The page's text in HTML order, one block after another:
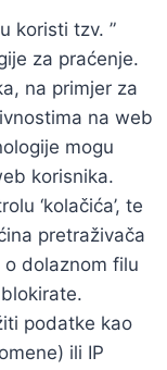
koristi tzv. ”
za praćenje.
na primjer za
na web
mogu
korisnika.
‘kolačića’, te
pretraživača
dolaznom filu
podatke kao
ili IP